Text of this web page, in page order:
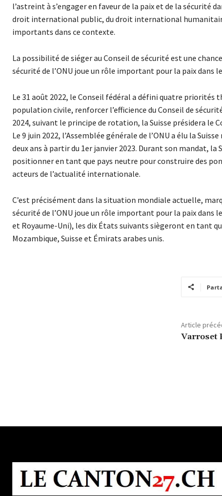
l’astreint à s’engager en faveur de la paix et de la sécurité
droit international public, du droit international
importants dans ce contexte.
La possibilité de siéger au Conseil de sécurité est une
sécurité de l’ONU joue un rôle important pour la paix dans
Le 31 août 2022, le Conseil fédéral a défini quatre
population civile, renforcer l’efficience du Conseil de
2024, suivant le principe de rotation, la Suisse présidera le
Le 9 juin 2022, l’Assemblée générale de l’ONU a élu la
deux ans à partir du 1er janvier 2023. Durant son mandat,
positionner en tant que pays neutre pour construire des
acteurs de l’actualité internationale.
C’est précisément dans la situation mondiale actuelle,
sécurité de l’ONU joue un rôle important pour la paix dans
et Royaume-Uni), les dix États suivants siègeront en tant
Mozambique, Suisse et Émirats arabes unis.
Article
Varroset